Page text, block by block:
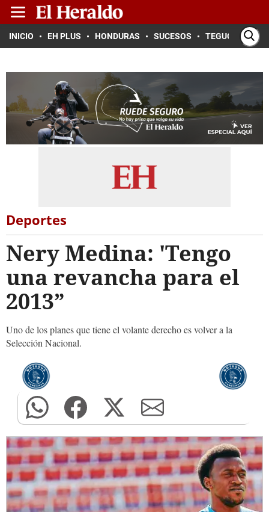
INICIO EH PLUS HONDURAS SUCESOS TEGUCIGALPA
Deportes
Nery Medina: 'Tengo
una revancha para el
2013”
Uno de los planes que tiene el volante derecho es volver a la
Selección Nacional.